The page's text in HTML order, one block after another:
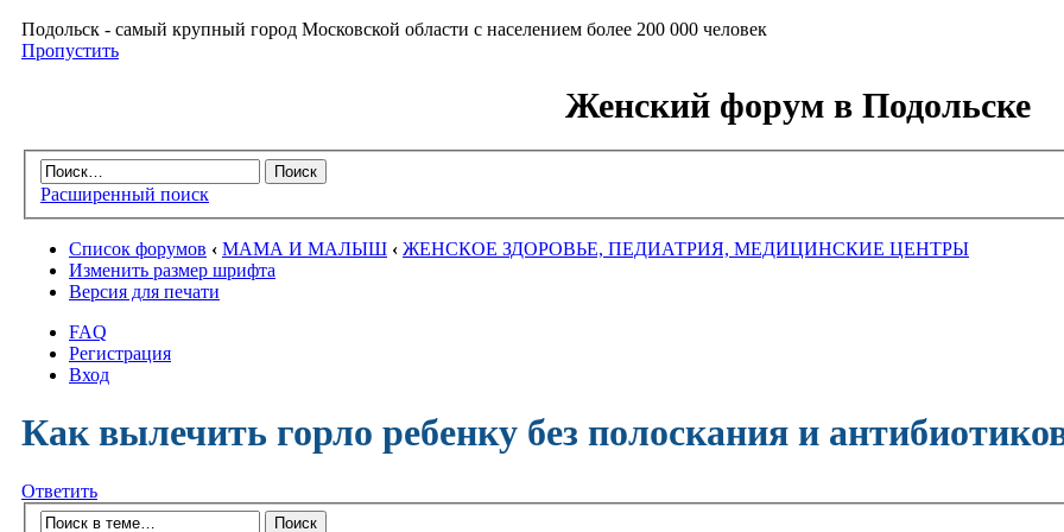
Подольск - самый крупный город Московской области с населением более 200 000 человек
Пропустить
Женский форум в Подольске
Расширенный поиск
Список форумов ‹ МАМА И МАЛЫШ ‹ ЖЕНСКОЕ ЗДОРОВЬЕ, ПЕДИАТРИЯ, МЕДИЦИНСКИЕ ЦЕНТРЫ
Изменить размер шрифта
Версия для печати
FAQ
Регистрация
Вход
Как вылечить горло ребенку без полоскания и
Ответить